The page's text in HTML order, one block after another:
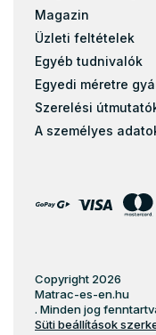
Magazin
Üzleti feltételek
Egyéb tudnivalók
Egyedi méretre
Szerelési
A személyes
Copyright 2026
Matrac-es-en.hu
. Minden jog
Süti beállítások